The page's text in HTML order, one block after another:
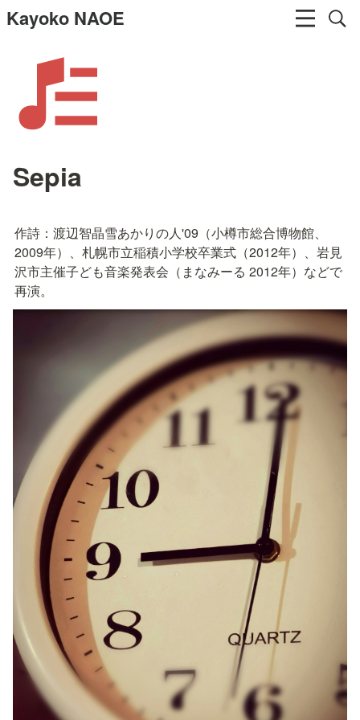
Kayoko NAOE
Sepia
作詩：渡辺智晶雪あかりの人'09（小樽市総合博物館、
2009年）、札幌市立稲積小学校卒業式（2012年）、岩見
沢市主催子ども音楽発表会（まなみーる 2012年）などで
再演。